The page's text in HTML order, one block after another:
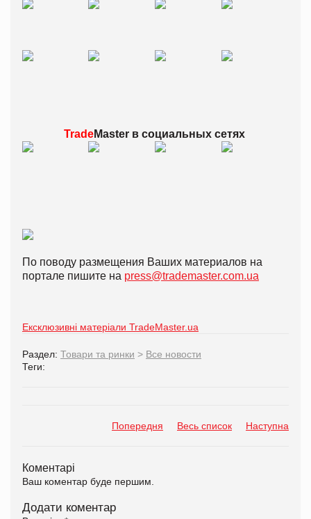
TradeMaster всоциальных сетях
По поводу размещения Ваших материалов на
портале пишите на press@trademaster.com.ua
Ексклюзивні матеріали TradeMaster.ua
Раздел: Товари та ринки > Все новости
Теги:
Попередня Весь список Наступна
Коментарі
Ваш коментар буде першим.
Додати коментар